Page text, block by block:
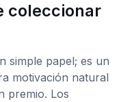
coleccionar
simple papel; es un
motivación natural
premio. Los